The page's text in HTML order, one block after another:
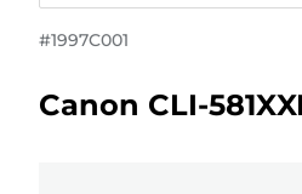
#1997C001
Canon CLI-